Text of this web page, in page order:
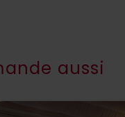
aussi